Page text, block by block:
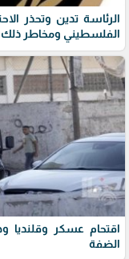
الرئاسة تدين وتحذر
الفلسطيني ومخاطر
اقتحام عسكر وقلنديا
الضفة